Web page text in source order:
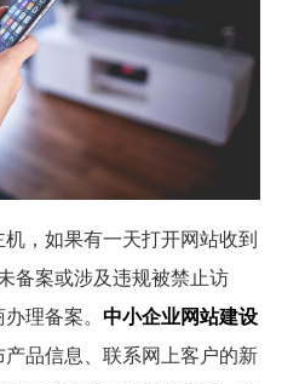
，如果有一天打开网站收到
备案或涉及违规被禁止访
理备案。 中小企业网站建设
品信息、联系网上客户的新